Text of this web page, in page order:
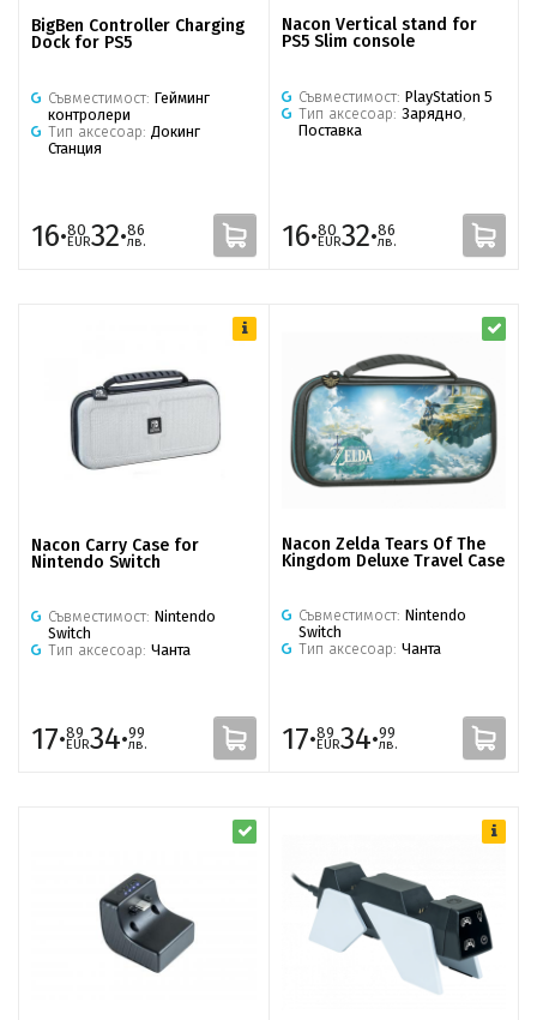
BigBen Controller Charging
Dock for PS5
Съвместимост: Гейминг
контролери
Тип аксесоар: Докинг
Станция
16·80
EUR32·86
лв.
Nacon Vertical stand for
PS5 Slim console
Съвместимост: PlayStation 5
Тип аксесоар: Зарядно
Поставка
16·80
EUR32·86
лв.
Nacon Carry Case for
Nintendo Switch
Съвместимост: Nintendo
Switch
Тип аксесоар: Чанта
17·89
EUR34·99
лв.
Nacon Zelda Tears Of The
Kingdom Deluxe Travel Case
Съвместимост: Nintendo
Switch
Тип аксесоар: Чанта
17·89
EUR34·99
лв.